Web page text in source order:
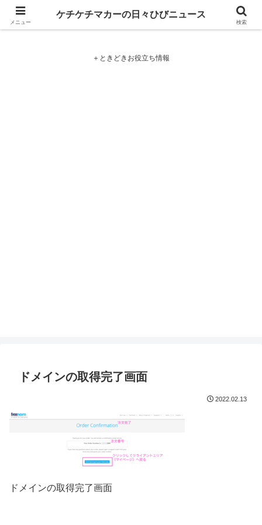
ケチケチマカーの日々ひびニュース
＋ときどきお役立ち情報
ドメインの取得完了画面
2022.02.13
ドメインの取得完了画面
メニュー
ケチケチマカーの日々ひびニュース
検索